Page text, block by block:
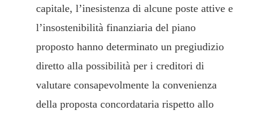
capitale, l’inesistenza di alcune poste attive e
l’insostenibilità finanziaria del piano
proposto hanno determinato un pregiudizio
diretto alla possibilità per i creditori di
valutare consapevolmente la convenienza
della proposta concordataria rispetto allo